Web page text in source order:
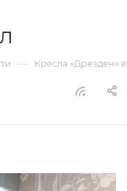
— Кресла «Дрезден»